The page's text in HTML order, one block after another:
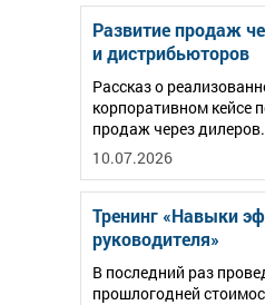
Развитие продаж
и дистрибьюторов
Рассказ о
корпоративном кейсе
продаж через дилеров.
10.07.2026
Тренинг «Навыки
руководителя»
В последний раз
прошлогодней